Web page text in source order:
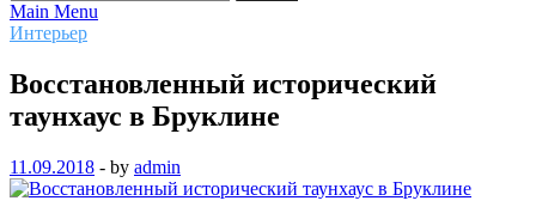
Main Menu
Интерьер
Восстановленный исторический
таунхаус в Бруклине
11.09.2018 - by admin